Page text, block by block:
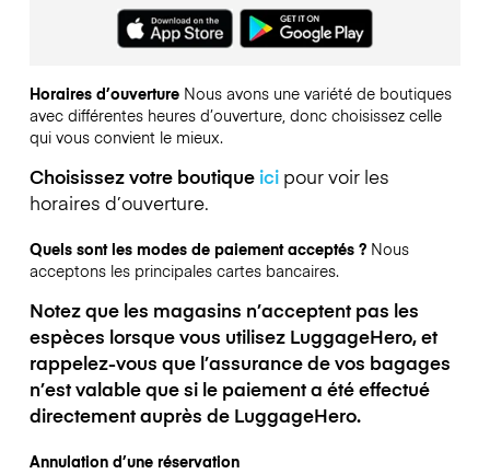
Horaires d’ouverture Nous avons une variété de boutiques
avec différentes heures d’ouverture, donc choisissez celle
qui vous convient le mieux.
Choisissez votre boutique icipour voir les
horaires d’ouverture.
Quels sont les modes de paiement acceptés ? Nous
acceptons les principales cartes bancaires.
Notez que les magasins n’acceptent pas les
espèces lorsque vous utilisez LuggageHero, et
rappelez-vous que l’assurance de vos bagages
n’est valable que si le paiement a été effectué
directement auprès de LuggageHero.
Annulation d’une réservation